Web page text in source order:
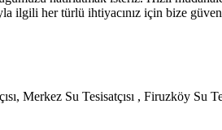
ilgili her türlü ihtiyacınız için bize
Merkez Su Tesisatçısı , Firuzköy Su